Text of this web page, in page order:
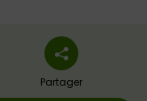
Partager